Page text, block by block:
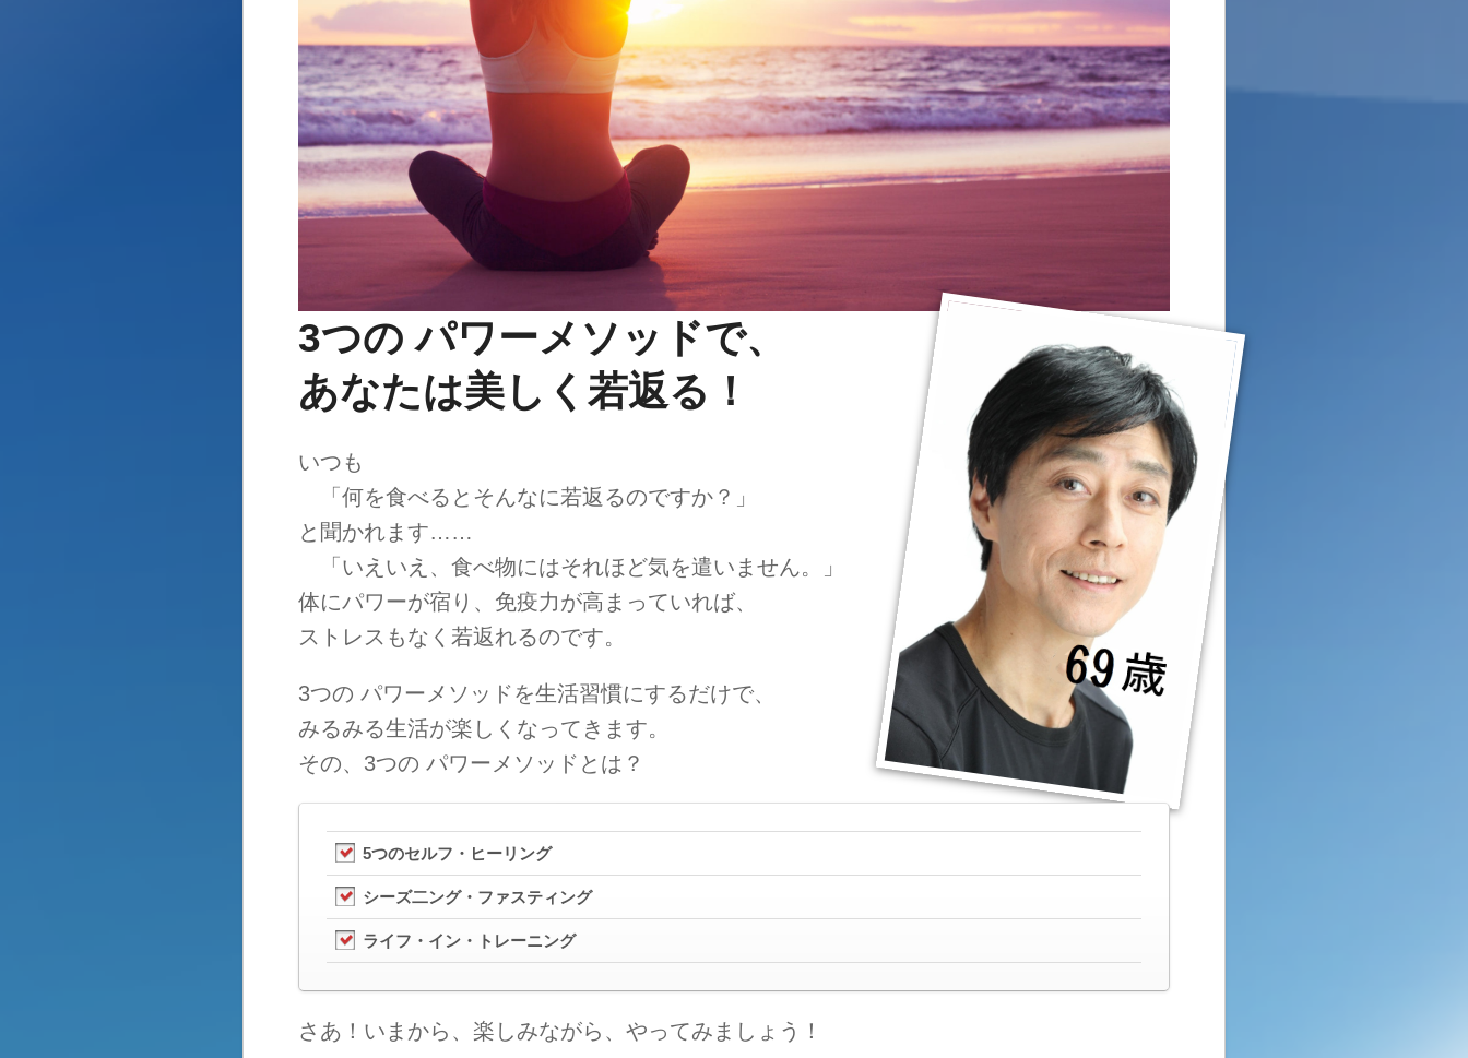
3つの パワーメソッドで、
あなたは美しく若返る！
いつも
「何を食べるとそんなに若返るのですか？」
と聞かれます……
「いえいえ、食べ物にはそれほど気を遣いません。」
体にパワーが宿り、免疫力が高まっていれば、
ストレスもなく若返れるのです。
3つの パワーメソッドを生活習慣にするだけで、
みるみる生活が楽しくなってきます。
その、3つの パワーメソッドとは？
5つのセルフ・ヒーリング
シーズ二ング・ファスティング
ライフ・イン・トレーニング
さあ！いまから、楽しみながら、やってみましょう！